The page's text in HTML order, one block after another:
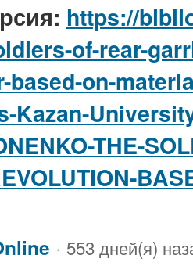
https://
of-rear-
based-on-
Kazan-
THE-
· 553 дней(я)